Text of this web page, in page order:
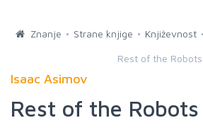
Znanje Strane knjige Književnost
Rest of the Robots
Isaac Asimov
Rest of the Robots